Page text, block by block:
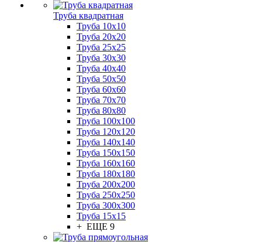
Труба квадратная
Труба 10x10
Труба 20x20
Труба 25x25
Труба 30x30
Труба 40x40
Труба 50x50
Труба 60x60
Труба 70x70
Труба 80x80
Труба 100x100
Труба 120x120
Труба 140x140
Труба 150x150
Труба 160x160
Труба 180x180
Труба 200x200
Труба 250x250
Труба 300x300
Труба 15x15
+ ЕЩЕ 9